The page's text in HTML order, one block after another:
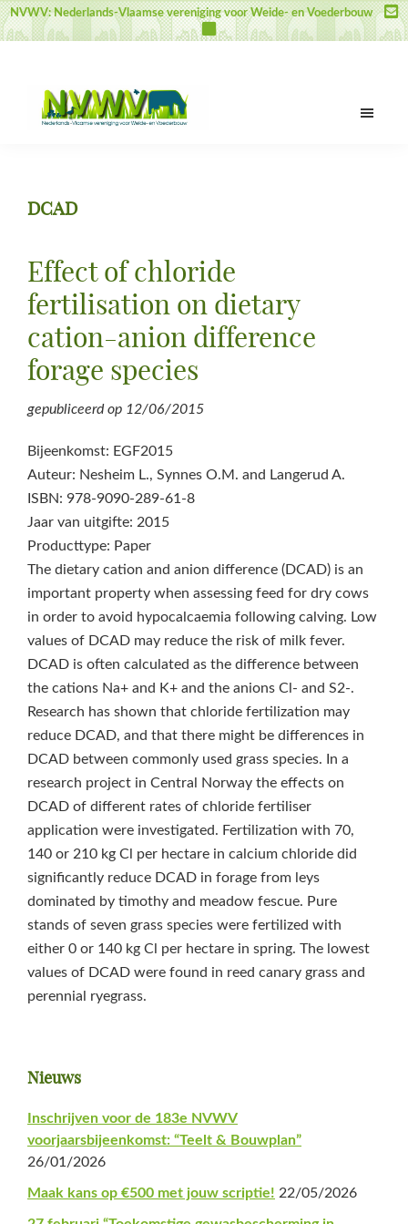
Door
naar
inhoud
Spring
naar
sidebar
Spring
naar
NVWV: Nederlands-Vlaamse vereniging voor Weide- en Voederbouw
voor
en
Voederbouw
DCAD
Effect of chloride
fertilisation on dietary
cation-anion difference
forage species
gepubliceerd op 12/06/2015
Bijeenkomst: EGF2015
Auteur: Nesheim L., Synnes O.M. and Langerud A.
ISBN: 978-9090-289-61-8
Jaar van uitgifte: 2015
Producttype: Paper
The dietary cation and anion difference (DCAD) is an
important property when assessing feed for dry cows
in order to avoid hypocalcaemia following calving. Low
values of DCAD may reduce the risk of milk fever.
DCAD is often calculated as the difference between
the cations Na+ and K+ and the anions Cl- and S2-.
Research has shown that chloride fertilization may
reduce DCAD, and that there might be differences in
DCAD between commonly used grass species. In a
research project in Central Norway the effects on
DCAD of different rates of chloride fertiliser
application were investigated. Fertilization with 70,
140 or 210 kg Cl per hectare in calcium chloride did
significantly reduce DCAD in forage from leys
dominated by timothy and meadow fescue. Pure
stands of seven grass species were fertilized with
either 0 or 140 kg Cl per hectare in spring. The lowest
values of DCAD were found in reed canary grass and
perennial ryegrass.
Primaire
Sidebar
Nieuws
Inschrijven voor de 183e NVWV
voorjaarsbijeenkomst: “Teelt & Bouwplan”
26/01/2026
Maak kans op €500 met jouw scriptie! 22/05/2026